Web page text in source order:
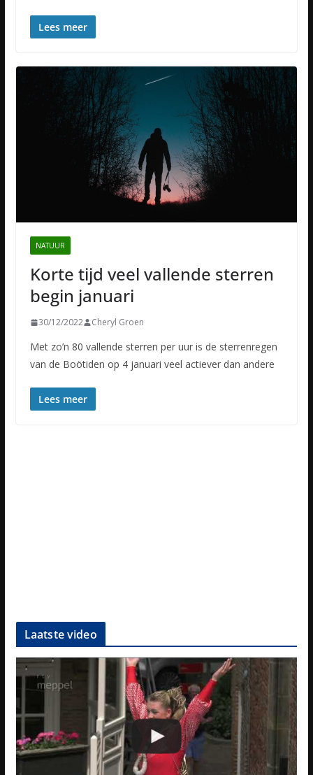
Lees meer
NATUUR
Korte tijd veel vallende sterren
begin januari
30/12/2022 Cheryl Groen
Met zo’n 80 vallende sterren per uur is de sterrenregen
van de Boötiden op 4 januari veel actiever dan andere
Lees meer
Laatste video